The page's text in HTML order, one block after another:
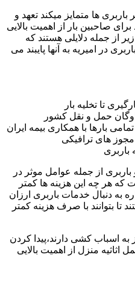
باربری ها متمایز میکند تعهد و
صاحبین بار از اهمیت بالایی
از جمله دلایلی هستند که
در امیریه به آنها پایبند می
تا تخلیه بار
حمل و نقل کشور
بارها با همکاری بیمه ایران
مجوز های ترافیکی
باربری
از جمله عوامل موثر در
هر چه این هزینه ها کمتر
به دنبال خدمات باربری ارزان
بتوانند با صرف هزینه کمتر
به اسباب کشی دارند،پیدا کردن
منزل از اهمیت بالایی